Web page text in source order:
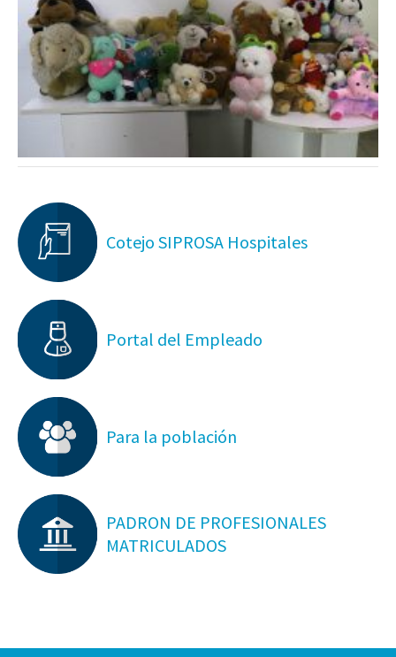
Cotejo SIPROSA Hospitales
Portal del Empleado
Para la población
PADRON DE PROFESIONALES
MATRICULADOS